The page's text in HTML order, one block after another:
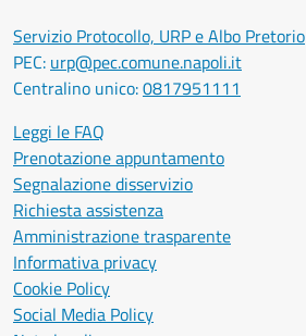
Servizio Protocollo, URP e Albo Pretorio
PEC: urp@pec.comune.napoli.it
Centralino unico:0817951111
Leggi le FAQ
Prenotazione appuntamento
Segnalazione disservizio
Richiesta assistenza
Amministrazione trasparente
Informativa privacy
Cookie Policy
Social Media Policy